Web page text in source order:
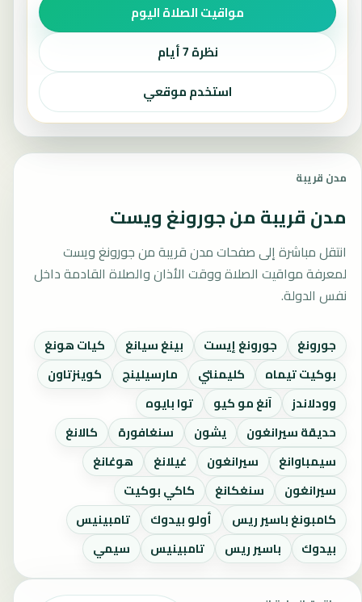
مواقيت الصلاة اليوم
نظرة 7 أيام
استخدم موقعي
مدن قريبة
مدن قريبة من جورونغ ويست
انتقل مباشرة إلى صفحات مدن قريبة من جورونغ ويست
لمعرفة مواقيت الصلاة ووقت الأذان والصلاة القادمة داخل
نفس الدولة.
جورونغ جورونغ إيست بينغ سيانغ
كيات هونغ
بوكيت تيماه
كليمنتي مارسيلينج
كوينزتاون
وودلاندز
آنغ مو كيو
توا بايوه
حديقة سيرانغون
يشون سنغافورة
كالانغ
سيمباوانغ
سيرانغون غيلانغ
هوغانغ
سيرانغون
سنغكانغ
كاكي بوكيت
كامبونغ باسير ريس
أولو بيدوك
تامبينيس
بيدوك
باسير ريس تامبينيس سيمي